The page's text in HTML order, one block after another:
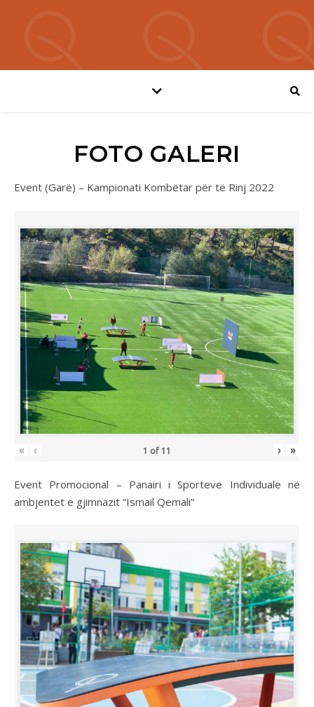
FOTO GALERI
Event (Garë) – Kampionati Kombëtar për të Rinj 2022
« ‹ 1 of 11 › »
Event Promocional – Panairi i Sporteve Individuale në
ambjentet e gjimnazit “Ismail Qemali”